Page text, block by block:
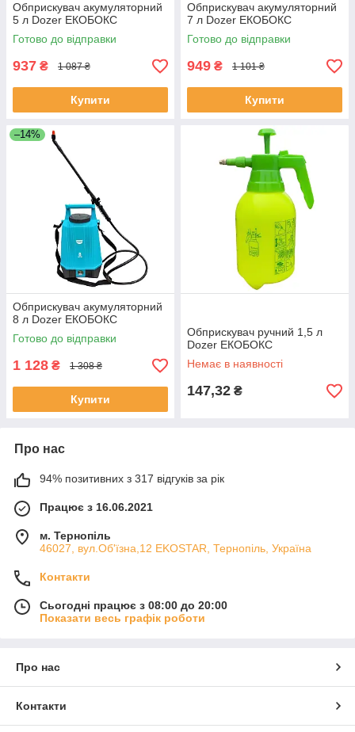
Обприскувач акумуляторний
5 л Dozer ЕКОБОКС
Готово до відправки
937 ₴ 1 087 ₴
Купити
Обприскувач акумуляторний
7 л Dozer ЕКОБОКС
Готово до відправки
949 ₴ 1 101 ₴
Купити
–14%
Обприскувач акумуляторний
8 л Dozer ЕКОБОКС
Готово до відправки
1 128 ₴ 1 308 ₴
Купити
Обприскувач ручний 1,5 л
Dozer ЕКОБОКС
Немає в наявності
147,32 ₴
Про нас
94% позитивних з 317 відгуків за рік
Працює з 16.06.2021
м. Тернопіль
46027, вул.Об'їзна,12 EKOSTAR, Тернопіль, Україна
Контакти
Сьогодні працює з 08:00 до 20:00
Показати весь графік роботи
Про нас
Контакти